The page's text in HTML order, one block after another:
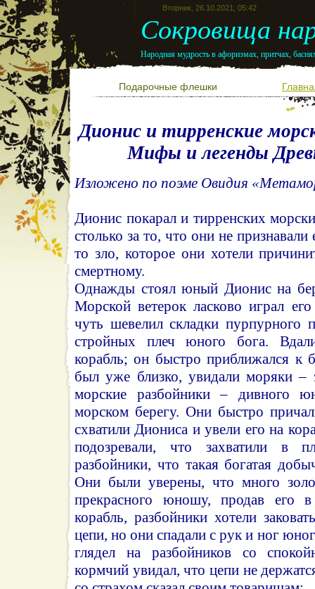
Вторник, 26.10.2021, 05:42
Сокровища
Народная мудрость в афоризмах, притчах,
Подарочные флешки
Дионис и тирренские
Мифы и легенды
Изложено по поэме Овидия
Дионис покарал и тирренских
столько за то, что они не признавали
то зло, которое они хотели
смертному.
Однажды стоял юный Дионис на
Морской ветерок ласково играл
чуть шевелил складки пурпурного
стройных плеч юного бога.
корабль; он быстро приближался к
был уже близко, увидали моряки –
морские разбойники – дивного
морском берегу. Они быстро
схватили Диониса и увели его на
подозревали, что захватили в
разбойники, что такая богатая
Они были уверены, что много
прекрасного юношу, продав его
корабль, разбойники хотели
цепи, но они спадали с рук и ног
глядел на разбойников со
кормчий увидал, что цепи не